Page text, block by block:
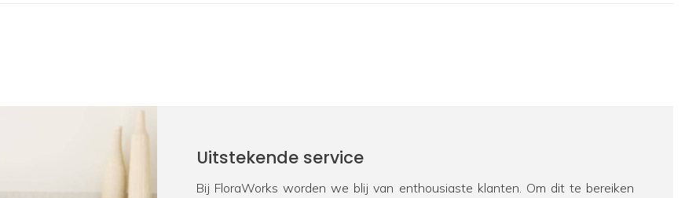
Uitstekende service
Bij FloraWorks worden we blij van enthousiaste klanten. Om dit te bereiken